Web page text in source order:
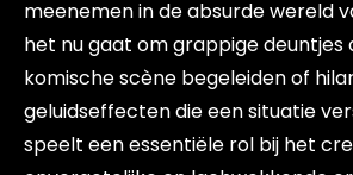
meenemen in de absurde wereld
het nu gaat om grappige deuntjes
komische scène begeleiden of
geluidseffecten die een situatie
speelt een essentiële rol bij het